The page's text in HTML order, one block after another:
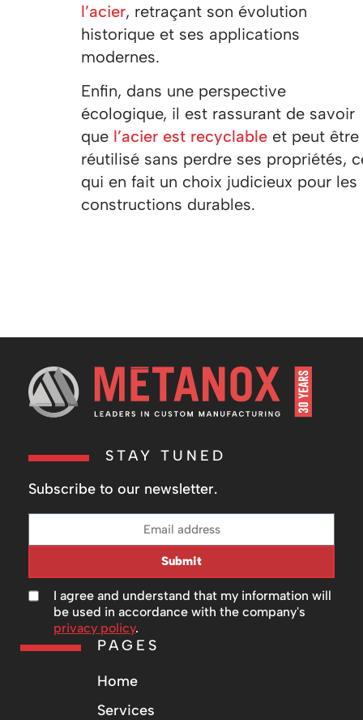
l’acier, retraçant son évolution
historique et ses applications
modernes.
Enfin, dans une perspective
écologique, il est rassurant de savoir
que l’acier est recyclable et peut être
réutilisé sans perdre ses propriétés,
qui en fait un choix judicieux pour les
constructions durables.
STAY TUNED
Subscribe to our newsletter.
I agree and understand that my information will
be used in accordance with the company's
privacy policy.
Submit
PAGES
Home
Services